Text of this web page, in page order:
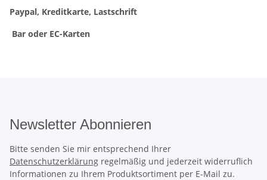
Paypal, Kreditkarte, Lastschrift
Bar oder EC-Karten
Newsletter Abonnieren
Bitte senden Sie mir entsprechend Ihrer
Datenschutzerklärung regelmäßig und jederzeit widerruflich
Informationen zu Ihrem Produktsortiment per E-Mail zu.